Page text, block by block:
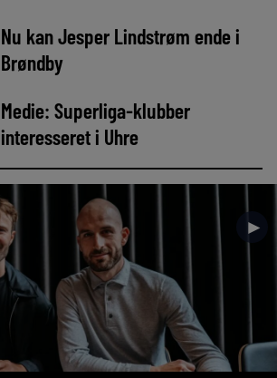
Nu kan Jesper Lindstrøm ende i
Brøndby
Medie: Superliga-klubber
interesseret i Uhre
►